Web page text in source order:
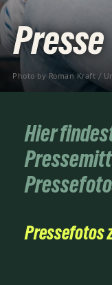
Photo by Roman Kraft /
Presse
Hier
Pressefotos